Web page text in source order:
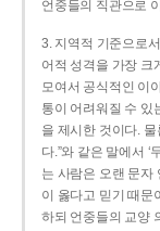
언중들의 직관으로
3. 지역적 기준으로
어적 성격을 가장 크
모여서 공식적인 이
통이 어려워질 수 있
을 제시한 것이다.
다.”와 같은 말에서
는 사람은 오랜 문자
이 옳다고 믿기 때문
하되 언중들의 교양